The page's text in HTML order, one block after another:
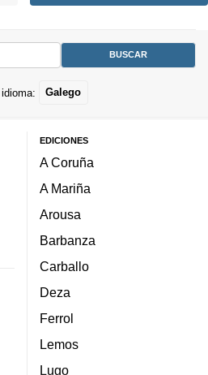
Galego
EDICIONES
A Coruña
A Mariña
Arousa
Barbanza
Carballo
Deza
Ferrol
Lemos
Lugo